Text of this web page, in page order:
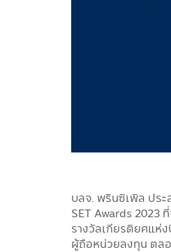
บลจ. พรินซิเพิล ประ
SET Awards 2023
รางวัลเกียรติยศแห่
ผู้ถือหน่วยลงทุน ตล